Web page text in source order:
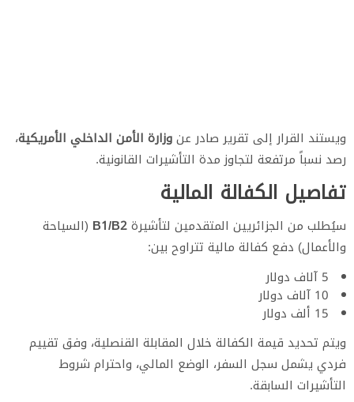
ويستند القرار إلى تقرير صادر عنوزارة الأمن الداخلي الأمريكية،
رصد نسباً مرتفعة لتجاوز مدة التأشيرات القانونية.
تفاصيل الكفالة المالية
سيُطلب من الجزائريين المتقدمين لتأشيرةB1/B2 (السياحة
والأعمال) دفع كفالة مالية تتراوح بين:
5 آلاف دولار
10 آلاف دولار
15 ألف دولار
ويتم تحديد قيمة الكفالة خلال المقابلة القنصلية، وفق تقييم
فردي يشمل سجل السفر، الوضع المالي، واحترام شروط
التأشيرات السابقة.